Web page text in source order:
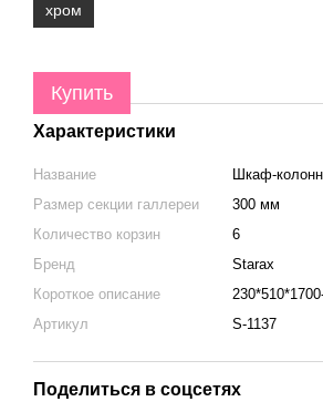
хром
Купить
Характеристики
Название
Шкаф-
Размер секции галлереи
300 мм
Количество корзин
6
Бренд
Starax
Короткое описание
Артикул
S-1137
Поделиться в соцсетях